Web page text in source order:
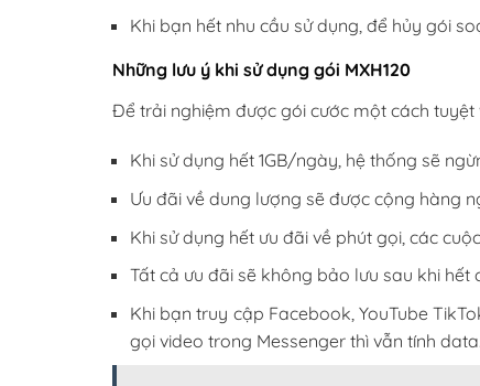
Khi bạn hết nhu cầu sử dụng, để hủy gói
Những lưu ý khi sử dụng gói MXH120
Để trải nghiệm được gói cước một cách
Khi sử dụng hết 1GB/ngày, hệ thống sẽ
Ưu đãi về dung lượng sẽ được cộng hàng
Khi sử dụng hết ưu đãi về phút gọi, các
Tất cả ưu đãi sẽ không bảo lưu sau khi hết
Khi bạn truy cập Facebook, YouTube
gọi video trong Messenger thì vẫn tính data.